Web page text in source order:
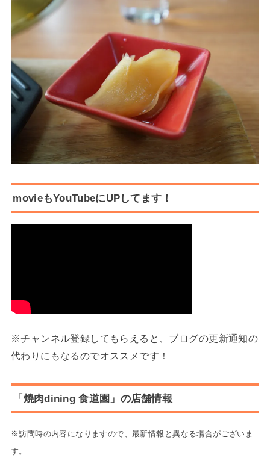
movieもYouTubeにUPしてます！
※チャンネル登録してもらえると、ブログの更新通知の
代わりにもなるのでオススメです！
「焼肉dining 食道園」の店舗情報
※訪問時の内容になりますので、最新情報と異なる場合がございま
す。